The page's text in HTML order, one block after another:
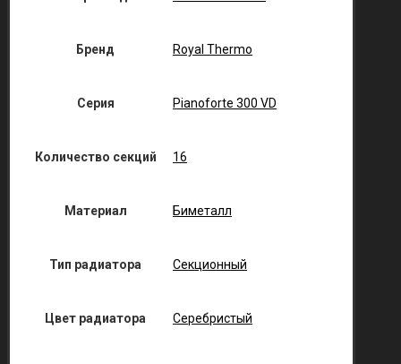
Бренд Royal Thermo
Серия Pianoforte 300 VD
Количество секций 16
Материал Биметалл
Тип радиатора Секционный
Цвет радиатора Серебристый